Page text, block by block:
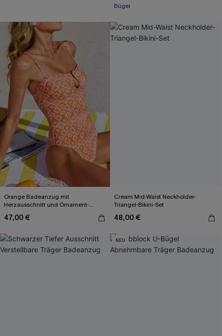
Bügel
Orange Badeanzug mit
Herzausschnitt und Ornament-
47,00 €
Cream Mid-Waist Neckholder-
Triangel-Bikini-Set
48,00 €
NEU